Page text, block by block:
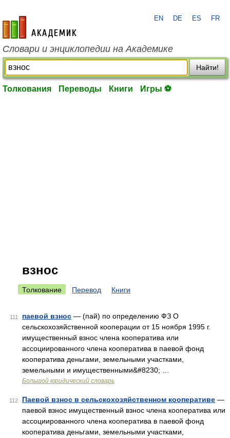
academic.ru
EN DE ES FR
Словари и энциклопедии на Академике
Найти!
Толкования Переводы Книги Игры ⚽
взнос
Толкование Перевод Книги
111 паевой взнос — (пай) по определению ФЗ О
сельскохозяйственной кооперации от 15 ноября 1995 г.
имущественный взнос члена кооператива или
ассоциированного члена кооператива в паевой фонд
кооператива деньгами, земельными участками,
земельными и имущественными&#8230; …
Большой юридический словарь
112 Паевой взнос в сельскохозяйственном кооперативе —
паевой взнос имущественный взнос члена кооператива или
ассоциированного члена кооператива в паевой фонд
кооператива деньгами, земельными участками,